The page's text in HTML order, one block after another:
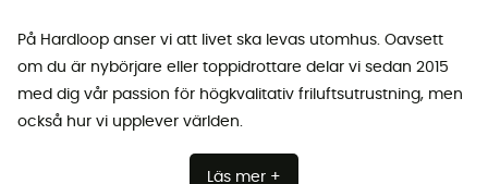
På Hardloop anser vi att livet ska levas utomhus. Oavsett
om du är nybörjare eller toppidrottare delar vi sedan 2015
med dig vår passion för högkvalitativ friluftsutrustning, men
också hur vi upplever världen.
Läs mer +